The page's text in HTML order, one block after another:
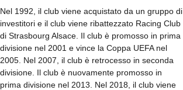
Nel 1992, il club viene acquistato da un gruppo di
investitori e il club viene ribattezzato Racing Club
di Strasbourg Alsace. Il club è promosso in prima
divisione nel 2001 e vince la Coppa UEFA nel
2005. Nel 2007, il club è retrocesso in seconda
divisione. Il club è nuovamente promosso in
prima divisione nel 2013. Nel 2018, il club viene